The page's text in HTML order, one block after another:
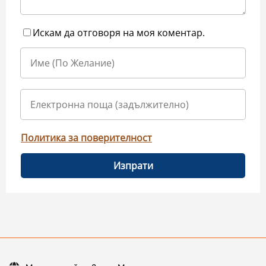
Искам да отговоря на моя коментар.
Политика за поверителност
Изпрати